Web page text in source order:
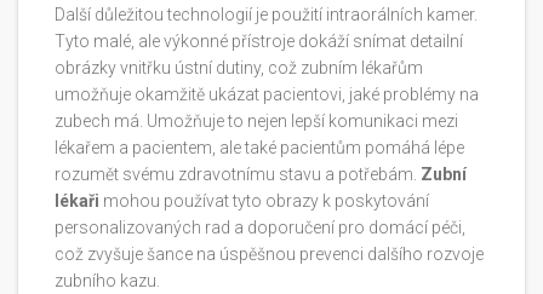
Další důležitou technologií je použití intraorálních kamer.
Tyto malé, ale výkonné přístroje dokáží snímat detailní
obrázky vnitřku ústní dutiny, což zubním lékařům
umožňuje okamžitě ukázat pacientovi, jaké problémy na
zubech má. Umožňuje to nejen lepší komunikaci mezi
lékařem a pacientem, ale také pacientům pomáhá lépe
rozumět svému zdravotnímu stavu a potřebám. Zubní
lékaři mohou používat tyto obrazy k poskytování
personalizovaných rad a doporučení pro domácí péči,
což zvyšuje šance na úspěšnou prevenci dalšího rozvoje
zubního kazu.